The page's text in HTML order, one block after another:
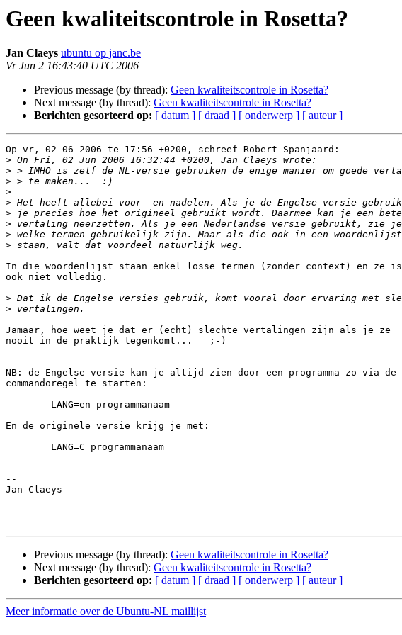
Geen kwaliteitscontrole in Rosetta?
Jan Claeys ubuntu op janc.be
Vr Jun 2 16:43:40 UTC 2006
Previous message (by thread): Geen kwaliteitscontrole in Rosetta?
Next message (by thread): Geen kwaliteitscontrole in Rosetta?
Berichten gesorteerd op: [ datum ] [ draad ] [ onderwerp ] [ auteur ]
Op vr, 02-06-2006 te 17:56 +0200, schreef Robert Spanjaard:
>
>
>
>
>
>
>
>
>
In die woordenlijst staan enkel losse termen (zonder context) en ze is
ook niet volledig.
>
>
Jamaar, hoe weet je dat er (echt) slechte vertalingen zijn als je ze
nooit in de praktijk tegenkomt...   ;-)
NB: de Engelse versie kan je altijd zien door een programma zo via de
commandoregel te starten:
En de originele versie krijg je met:
--
Jan Claeys
Previous message (by thread): Geen kwaliteitscontrole in Rosetta?
Next message (by thread): Geen kwaliteitscontrole in Rosetta?
Berichten gesorteerd op: [ datum ] [ draad ] [ onderwerp ] [ auteur ]
Meer informatie over de Ubuntu-NL maillijst